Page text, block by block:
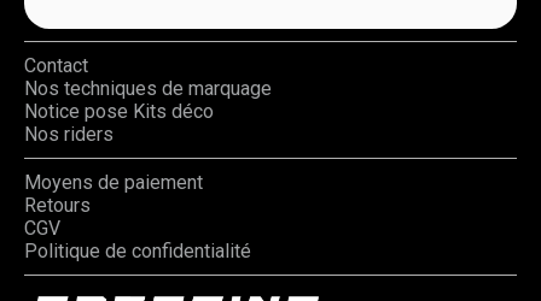
Contact
Nos techniques de marquage
Notice pose Kits déco
Nos riders
Moyens de paiement
Retours
CGV
Politique de confidentialité